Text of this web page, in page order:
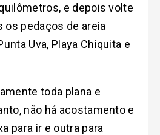
e depois volte
os pedaços de areia
Uva, Playa Chiquita e
toda plana e
não há acostamento e
para ir e outra para